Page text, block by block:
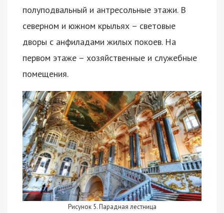
полуподвальный и антресольные этажи. В
северном и южном крыльях – световые
дворы с анфиладами жилых покоев. На
первом этаже – хозяйственные и служебные
помещения.
Рисунок 5. Парадная лестница